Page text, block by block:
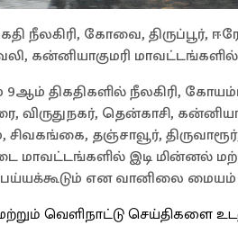
நீலகிரி, கோவை, திருப்பூர்,
கன்னியாகுமரி
9ஆம் திகதிகளில் நீலகிரி,
விருதுநகர், தென்காசி,
சிவகங்கை, தஞ்சாவூர்,
மாவட்டங்களில் இடி மின்னல்
என வானிலை மையம்
வெளிநாட்டு செய்திகளை